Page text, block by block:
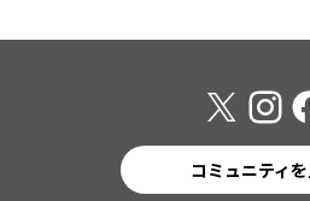
コミュニティ